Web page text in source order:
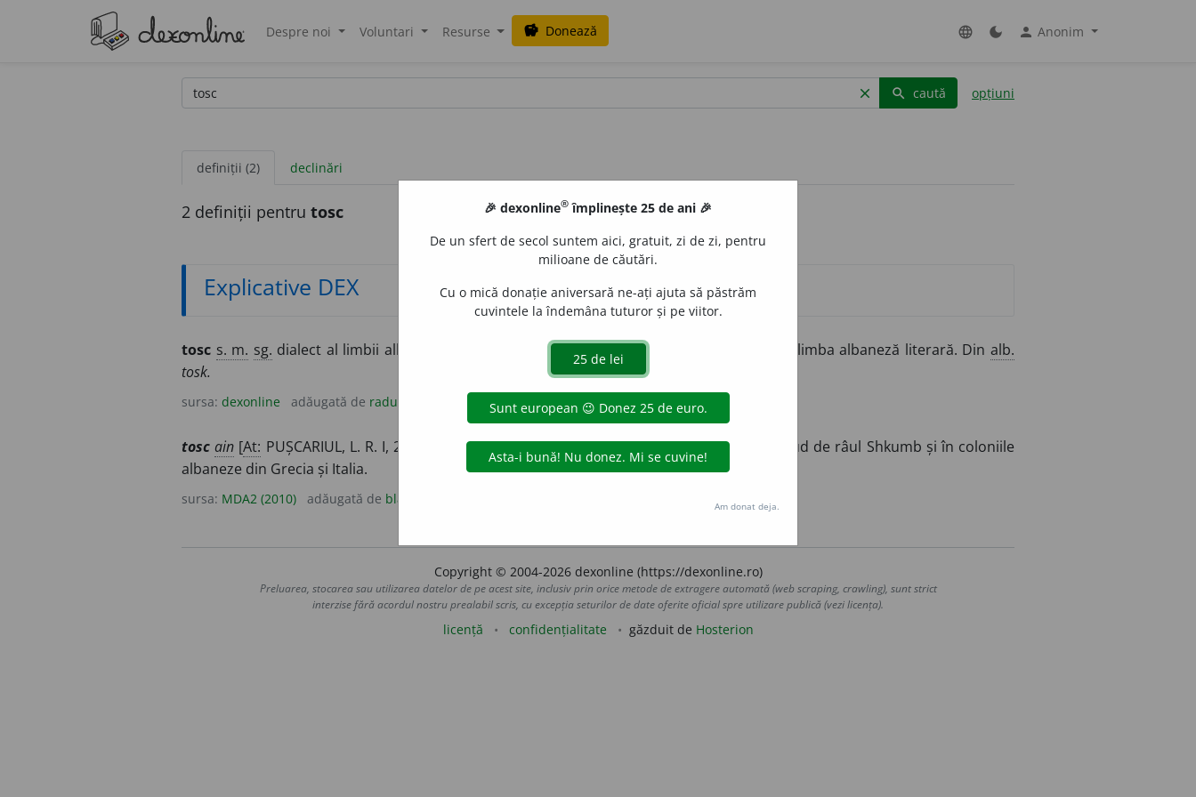
Despre noi Voluntari Resurse savings Donează language dark_mode person Anonim
clear search caută opțiuni
definiții (2) declinări
2 definiții pentru tosc
Explicative DEX
tosc s. m. sg. dialect al limbii albaneze vorbit în sudul Albaniei, pe baza căruia s-a format limba albaneză literară. Dinalb.
tosk.
sursa: dexonline adăugată de raduborza
tosc ain [At: PUȘCARIUL, L. R. I, 256 / tosque] (Îs)Dialectul ~Dialect albanez vorbit
sud de râul Shkumb și în coloniile
albaneze din Grecia și Italia.
sursa: MDA2 (2010) adăugată de blaurb.
Copyright © 2004-2026 dexonline (https://dexonline.ro)
Preluarea, stocarea sau utilizarea datelor de pe acest site, inclusiv prin orice metode de extragere automată (web scraping, crawling), sunt strict
interzise fără acordul nostru prealabil scris, cu excepția seturilor de date oferite oficial spre utilizare publică (vezi licența).
licență confidențialitate găzduit de Hosterion
🎉 dexonline® împlinește 25 de ani 🎉
De un sfert de secol suntem aici, gratuit, zi de zi, pentru
milioane de căutări.
Cu o mică donație aniversară ne-ați ajuta să păstrăm
cuvintele la îndemâna tuturor și pe viitor.
Am donat deja.